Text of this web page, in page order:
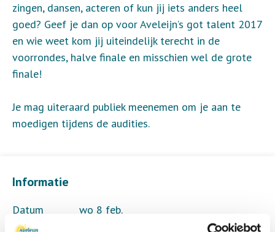
Informatie
Datum
wo 8 feb.
zingen, dansen, acteren of kun jij iets anders heel
goed? Geef je dan op voor Aveleijn’s got talent 2017
en wie weet kom jij uiteindelijk terecht in de
voorrondes, halve finale en misschien wel de grote
finale!
Je mag uiteraard publiek meenemen om je aan te
moedigen tijdens de audities.